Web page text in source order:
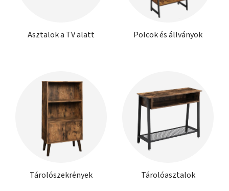
Asztalok a TV alatt Polcok és állványok
Tárolószekrények Tárolóasztalok